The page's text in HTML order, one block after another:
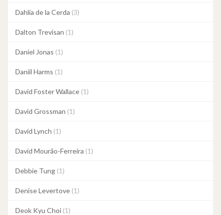
Dahlia de la Cerda (3)
Dalton Trevisan (1)
Daniel Jonas (1)
Daniil Harms (1)
David Foster Wallace (1)
David Grossman (1)
David Lynch (1)
David Mourão-Ferreira (1)
Debbie Tung (1)
Denise Levertove (1)
Deok Kyu Choi (1)